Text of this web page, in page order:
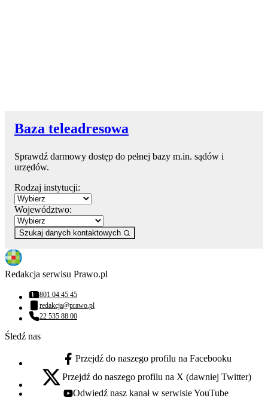
Baza teleadresowa
Sprawdź darmowy dostęp do pełnej bazy m.in. sądów i
urzędów.
Rodzaj instytucji:
Województwo:
Szukaj danych kontaktowych
Redakcja serwisu Prawo.pl
Numer telefonu:
801 04 45 45
Adres email:
redakcja@prawo.pl
Numer telefonu:
22 535 88 00
Śledź nas
facebook - otwiera się w nowej karcie
Przejdź do naszego profilu na Facebooku
x - otwiera się w nowej karcie
Przejdź do naszego profilu na X (dawniej Twitter)
youtube - otwiera się w nowej karcie
Odwiedź nasz kanał w serwisie YouTube